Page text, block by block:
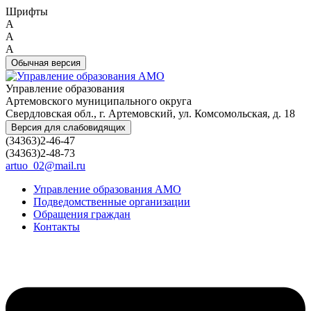
Шрифты
A
A
A
Обычная версия
Управление образования
Артемовского муниципального округа
Свердловская обл., г. Артемовский, ул. Комсомольская, д. 18
Версия для слабовидящих
(34363)2-46-47
(34363)2-48-73
artuo_02@mail.ru
Управление образования АМО
Подведомственные организации
Обращения граждан
Контакты